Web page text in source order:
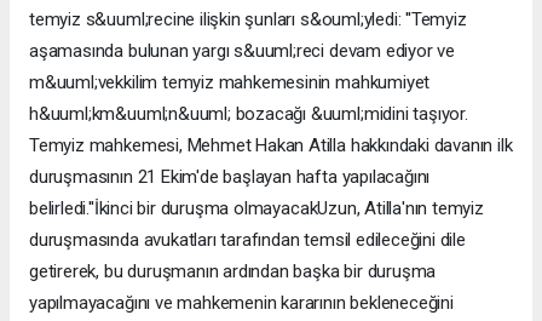
temyiz s&uuml;recine ilişkin şunları s&ouml;yledi: ''Temyiz
aşamasında bulunan yargı s&uuml;reci devam ediyor ve
m&uuml;vekkilim temyiz mahkemesinin mahkumiyet
h&uuml;km&uuml;n&uuml; bozacağı &uuml;midini taşıyor.
Temyiz mahkemesi, Mehmet Hakan Atilla hakkındaki davanın ilk
duruşmasının 21 Ekim'de başlayan hafta yapılacağını
belirledi.''İkinci bir duruşma olmayacakUzun, Atilla'nın temyiz
duruşmasında avukatları tarafından temsil edileceğini dile
getirerek, bu duruşmanın ardından başka bir duruşma
yapılmayacağını ve mahkemenin kararının bekleneceğini